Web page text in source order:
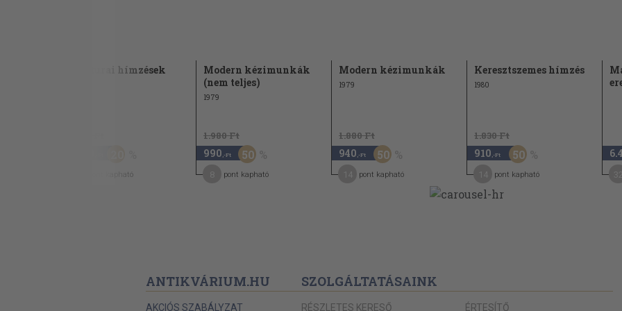
Mai turai hímzések
pont kapható
Modern kézimunkák
(nem teljes)
1979
1.980 Ft
990 ,-Ft 50
pont kapható
Modern kézimunkák
1979
1.880 Ft
940 ,-Ft 50
pont kapható
Keresztszemes hímzés
1980
1.830 Ft
910 ,-Ft 50
pont kapható
ANTIKVÁRIUM.HU
AKCIÓS SZABÁLYZAT
SZOLGÁLTATÁSAINK
RÉSZLETES KERESŐ ÉRTESÍTŐ